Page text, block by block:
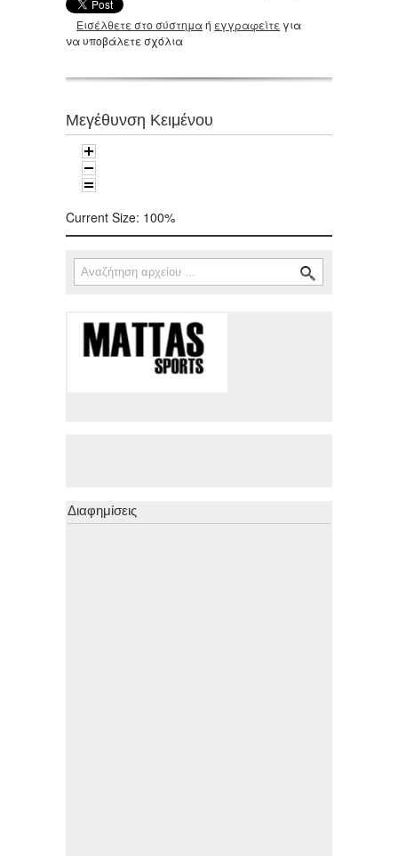
Εισέλθετε στο σύστημαή εγγραφείτε για
να υποβάλετε σχόλια
Μεγέθυνση Κειμένου
Current Size: 100%
Φόρμα αναζήτησης
Αναζήτηση
Διαφημίσεις